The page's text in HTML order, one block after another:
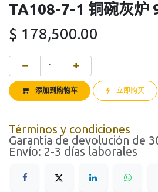
TA108-7-1 铜碗灰炉
$ 178,500.00
添加到购物车 立即购买
Términos y condiciones
Garantía de devolución de
Envío: 2-3 días laborales